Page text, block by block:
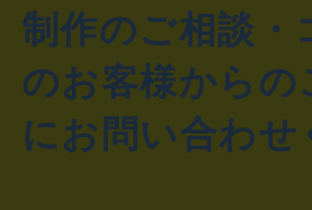
制作のご相談・
のお客様から
にお問い合わ